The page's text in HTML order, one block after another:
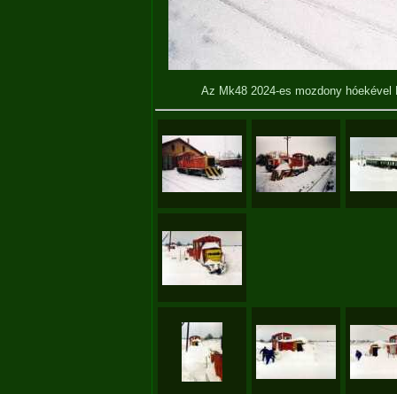
Az Mk48 2024-es mozdony